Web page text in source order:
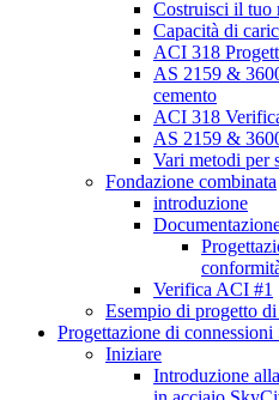
Costruisci il tuo
Capacità di
ACI 318
AS 2159 &
cemento
ACI 318
AS 2159 &
Vari metodi per
Fondazione combinata
introduzione
Verifica ACI #1
Esempio di progetto
Progettazione di
Iniziare
Introduzione